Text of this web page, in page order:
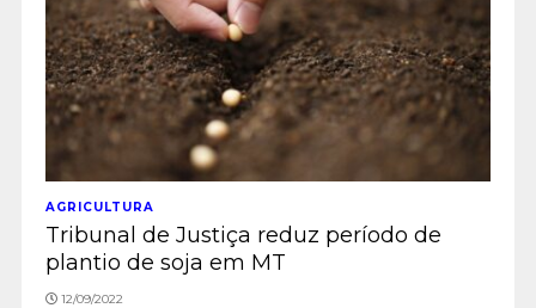
AGRICULTURA
Tribunal de Justiça reduz período de
plantio de soja em MT
12/09/2022